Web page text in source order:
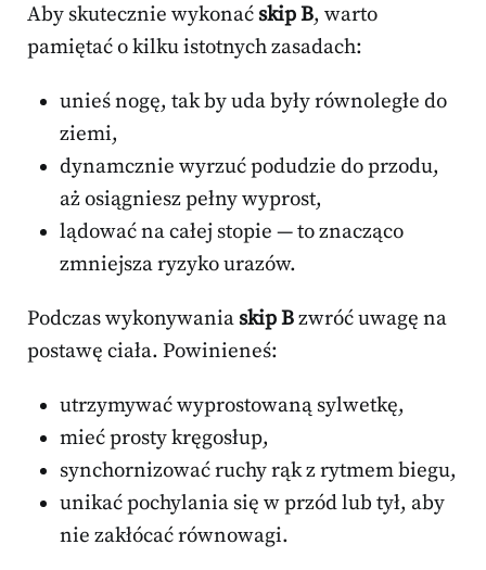
Aby skutecznie wykonać skip B, warto
pamiętać o kilku istotnych zasadach:
unieś nogę, tak by uda były równoległe do
ziemi,
dynamcznie wyrzuć podudzie do przodu,
aż osiągniesz pełny wyprost,
lądować na całej stopie — to znacząco
zmniejsza ryzyko urazów.
Podczas wykonywania skip Bzwróć uwagę na
postawę ciała. Powinieneś:
utrzymywać wyprostowaną sylwetkę,
mieć prosty kręgosłup,
synchornizować ruchy rąk z rytmem biegu,
unikać pochylania się w przód lub tył, aby
nie zakłócać równowagi.